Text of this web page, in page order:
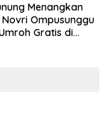
Menangkan
Novri Ompusunggu
Gratis di